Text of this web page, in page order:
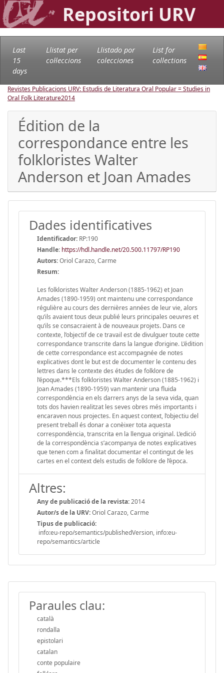
Repositori URV
Last
15
days
Llistat per
col·leccions
Llistado por
colecciones
List for
collections
Revistes Publicacions URV: Estudis de Literatura Oral Popular = Studies in
Oral Folk Literature2014
Édition de la
correspondance entre les
folkloristes Walter
Anderson et Joan Amades
Dades identificatives
Identificador: RP:190
Handle: https://hdl.handle.net/20.500.11797/RP190
Autors:Oriol Carazo, Carme
Resum:
Les folkloristes Walter Anderson (1885-1962) et Joan
Amades (1890-1959) ont maintenu une correspondance
régulière au cours des dernières années de leur vie, alors
qu’ils avaient tous deux publié leurs principales oeuvres et
qu’ils se consacraient à de nouveaux projets. Dans ce
contexte, l’objectif de ce travail est de divulguer toute cette
correspondance transcrite dans la langue d’origine. L’édition
de cette correspondance est accompagnée de notes
explicatives dont le but est de documenter le contenu des
lettres dans le contexte des études de folklore de
l’époque.***Els folkloristes Walter Anderson (1885-1962) i
Joan Amades (1890-1959) van mantenir una fluida
correspondència en els darrers anys de la seva vida, quan
tots dos havien realitzat les seves obres més importants i
encaraven nous projectes. En aquest context, l’objectiu del
present treball és donar a conèixer tota aquesta
correspondència, transcrita en la llengua original. L’edició
de la correspondència s’acompanya de notes explicatives
que tenen com a finalitat documentar el contingut de les
cartes en el context dels estudis de folklore de l’època.
Altres:
Any de publicació de la revista:2014
Autor/s de la URV:Oriol Carazo, Carme
Tipus de publicació:
info:eu-repo/semantics/publishedVersion, info:eu-
repo/semantics/article
Paraules clau:
català
rondalla
epistolari
catalan
conte populaire